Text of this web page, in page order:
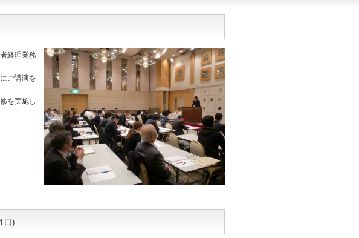
経理業務
ご講演を
を実施し
日)